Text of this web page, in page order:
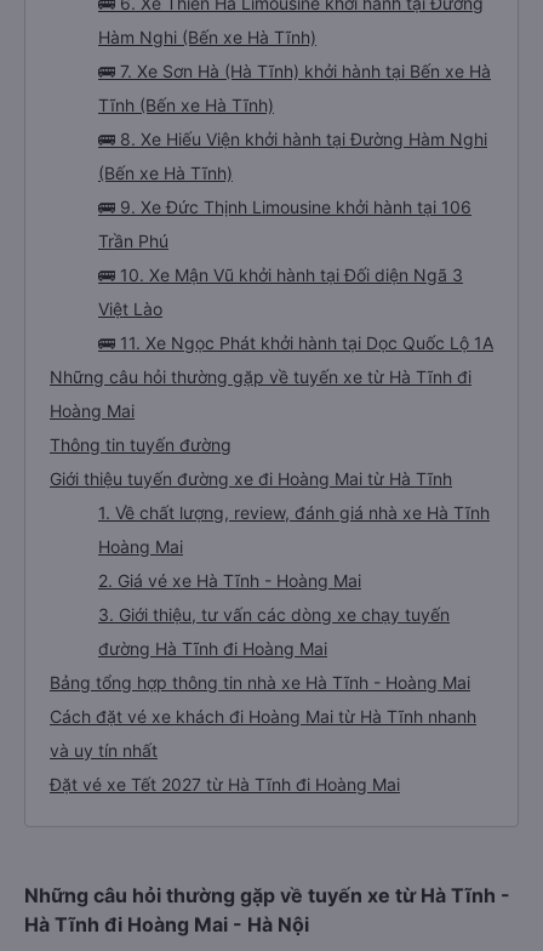
Hàm Nghi (Bến xe Hà Tĩnh)
🚌 7. Xe Sơn Hà (Hà Tĩnh) khởi hành tại Bến xe Hà
Tĩnh (Bến xe Hà Tĩnh)
🚌 8. Xe Hiếu Viện khởi hành tại Đường Hàm Nghi
(Bến xe Hà Tĩnh)
🚌 9. Xe Đức Thịnh Limousine khởi hành tại 106
Trần Phú
🚌 10. Xe Mận Vũ khởi hành tại Đối diện Ngã 3
Việt Lào
🚌 11. Xe Ngọc Phát khởi hành tại Dọc Quốc Lộ 1A
Những câu hỏi thường gặp về tuyến xe từ Hà Tĩnh đi
Hoàng Mai
Thông tin tuyến đường
Giới thiệu tuyến đường xe đi Hoàng Mai từ Hà Tĩnh
1. Về chất lượng, review, đánh giá nhà xe Hà Tĩnh
Hoàng Mai
2. Giá vé xe Hà Tĩnh - Hoàng Mai
3. Giới thiệu, tư vấn các dòng xe chạy tuyến
đường Hà Tĩnh đi Hoàng Mai
Bảng tổng hợp thông tin nhà xe Hà Tĩnh - Hoàng Mai
Cách đặt vé xe khách đi Hoàng Mai từ Hà Tĩnh nhanh
và uy tín nhất
Đặt vé xe Tết 2027 từ Hà Tĩnh đi Hoàng Mai
Những câu hỏi thường gặp về tuyến xe từ Hà Tĩnh -
Hà Tĩnh đi Hoàng Mai - Hà Nội